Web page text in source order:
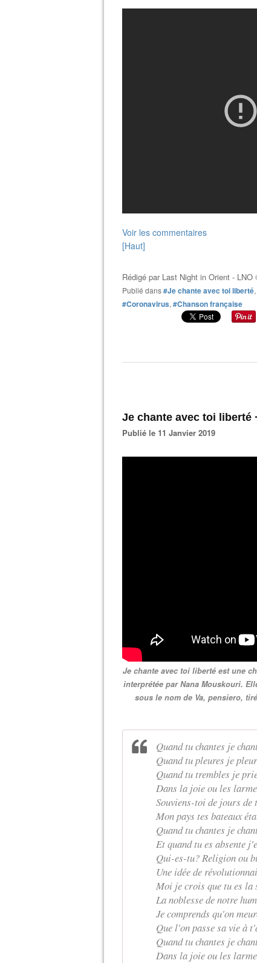
Voir les commentaires
[Haut]
Rédigé par Last Night in Orient - LNO
Publié dans#Je chante avec toi liberté,
#Coronavirus, #Chanson française
Je chante avec toi liberté
Publié le 11 Janvier 2019
Je chante avec toi liberté est une
interprétée par Nana Mouskouri.
sous le nom de Va, pensiero,
Quand tu chantes je
Quand tu pleures je
Quand tu trembles je
Dans la joie ou les
Souviens-toi de jours de
Mon pays tes bateaux
Quand tu chantes je
Et quand tu es absente
Qui-es-tu? Religion ou
Une idée de
Moi je crois que tu es la
La noblesse de notre
Je comprends qu'on
Que l'on passe sa vie à
Quand tu chantes je
Dans la joie ou les